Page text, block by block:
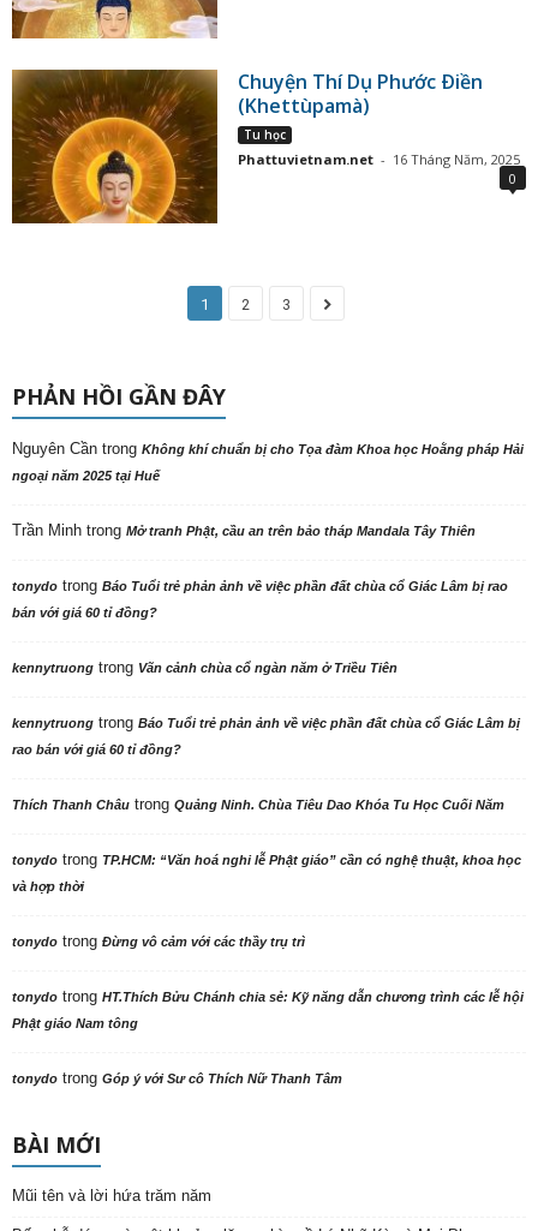
Chuyện Thí Dụ Phước Ðiền
(Khettùpamà)
Tu học
Phattuvietnam.net - 16 Tháng Năm, 2025
0
1 2 3
PHẢN HỒI GẦN ĐÂY
Nguyên Cần trong Không khí chuẩn bị cho Tọa đàm Khoa học Hoằng pháp Hải
ngoại năm 2025 tại Huế
Trần Minh trong Mở tranh Phật, cầu an trên bảo tháp Mandala Tây Thiên
tonydo trong Báo Tuổi trẻ phản ảnh về việc phần đất chùa cổ Giác Lâm bị rao
bán với giá 60 tỉ đồng?
kennytruong trong Vãn cảnh chùa cổ ngàn năm ở Triều Tiên
kennytruong trong Báo Tuổi trẻ phản ảnh về việc phần đất chùa cổ Giác Lâm bị
rao bán với giá 60 tỉ đồng?
Thích Thanh Châu trong Quảng Ninh. Chùa Tiêu Dao Khóa Tu Học Cuối Năm
tonydo trong TP.HCM: “Văn hoá nghi lễ Phật giáo” cần có nghệ thuật, khoa học
và hợp thời
tonydo trong Đừng vô cảm với các thầy trụ trì
tonydo trong HT.Thích Bửu Chánh chia sẻ: Kỹ năng dẫn chương trình các lễ hội
Phật giáo Nam tông
tonydo trong Góp ý với Sư cô Thích Nữ Thanh Tâm
BÀI MỚI
Mũi tên và lời hứa trăm năm